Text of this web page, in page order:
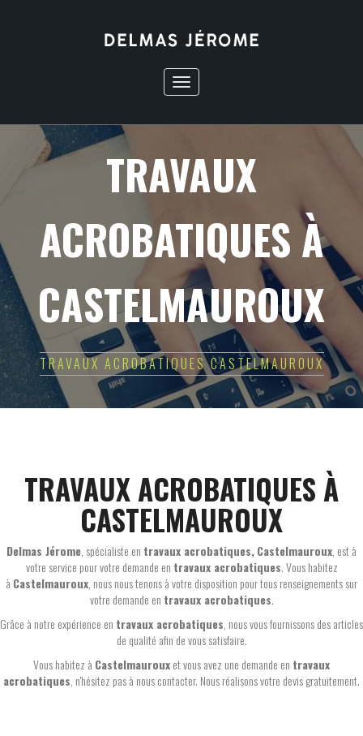
Toggle
navigation
TRAVAUX
ACROBATIQUES À
CASTELMAUROUX
TRAVAUX ACROBATIQUES CASTELMAUROUX
TRAVAUX ACROBATIQUES À
CASTELMAUROUX
Delmas Jérome, spécialiste en travaux acrobatiques,Castelmauroux, est à
votre service pour votre demande en travaux acrobatiques. Vous habitez
à Castelmauroux, nous nous tenons à votre disposition pour tous renseignements sur
votre demande en travaux acrobatiques.
Grâce à notre expérience en travaux acrobatiques, nous vous fournissons des articles
de qualité afin de vous satisfaire.
Vous habitez à Castelmaurouxet vous avez une demande en travaux
acrobatiques, n'hésitez pas à nous contacter. Nous réalisons votre devis gratuitement.